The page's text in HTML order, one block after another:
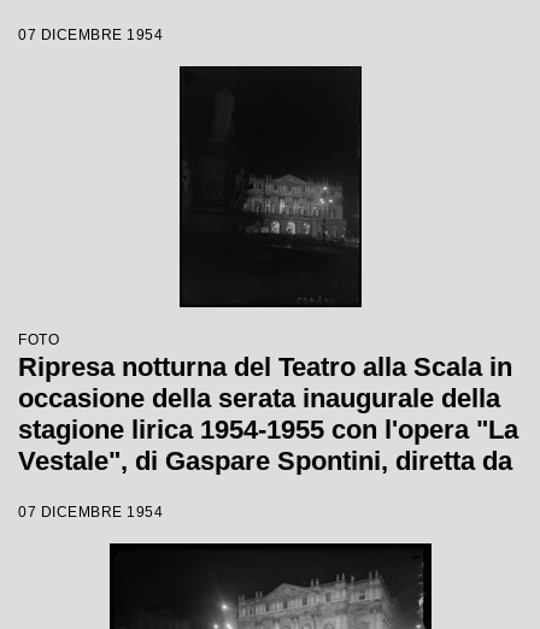
07 DICEMBRE 1954
FOTO
Ripresa notturna del Teatro alla Scala in
occasione della serata inaugurale della
stagione lirica 1954-1955 con l'opera "La
Vestale", di Gaspare Spontini, diretta da
Visconti
07 DICEMBRE 1954